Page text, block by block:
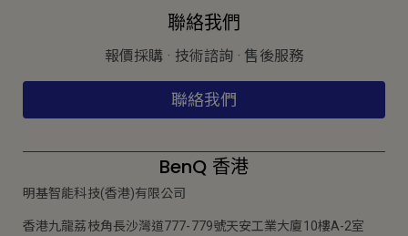
聯絡我們
報價採購 · 技術諮詢 · 售後服務
聯絡我們
BenQ 香港
明基智能科技(香港)有限公司
香港九龍荔枝角長沙灣道777-779號天安工業大廈10樓A-2室